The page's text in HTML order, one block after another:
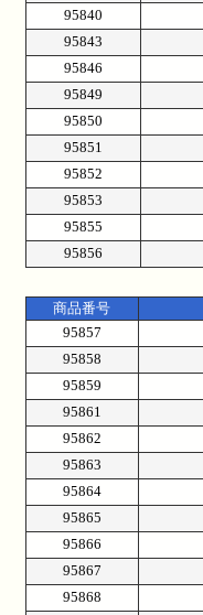
95840
95843
95846
95849
95850
95851
95852
95853
95855
95856
商品番号
95857
95858
95859
95861
95862
95863
95864
95865
95866
95867
95868